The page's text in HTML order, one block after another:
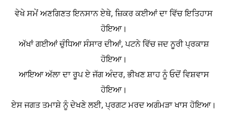
ਵੇਖੇ ਸਮੇਂ ਅਣਗਿਣਤ ਇਨਸਾਨ ਏਥੇ, ਜ਼ਿਕਰ ਕਈਆਂ ਦਾ ਵਿੱਚ ਇਤਿਹਾਸ
ਹੋਇਆ।
ਅੱਖਾਂ ਗਈਆਂ ਚੁੰਧਿਆ ਸੰਸਾਰ ਦੀਆਂ, ਪਟਨੇ ਵਿੱਚ ਜਦ ਨੂਰੀ ਪ੍ਰਕਾਸ਼
ਹੋਇਆ।
ਆਇਆ ਅੱਲਾ ਦਾ ਰੂਪ ਏ ਜੱਗ ਅੰਦਰ, ਭੀਖਣ ਸ਼ਾਹ ਨੂੰ ਓਦੋਂ ਵਿਸ਼ਵਾਸ
ਹੋਇਆ।
ਏਸ ਜਗਤ ਤਮਾਸ਼ੇ ਨੂੰ ਦੇਖਣੇ ਲਈ, ਪ੍ਰਗਟ ਮਰਦ ਅਗੰਮੜਾ ਖਾਸ ਹੋਇਆ।